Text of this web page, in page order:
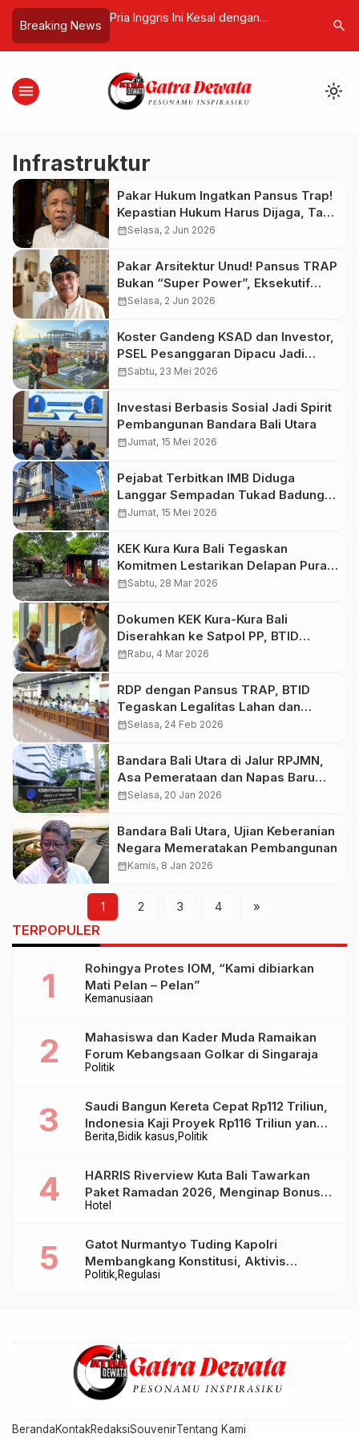
Breaking News
yang Tak Terlihat,
Putra tentang
Diam-Diam
Pria Inggris Ini Kesal dengan
Sendiri di Tengah Laut
Tuduhan
search
menu light_mode
Infrastruktur
Pakar Hukum Ingatkan Pansus Trap!
Kepastian Hukum Harus Dijaga, Tak
Bisa Berdasarkan Tekanan Politik
calendar_monthSelasa, 2 Jun 2026
Pakar Arsitektur Unud! Pansus TRAP
Bukan “Super Power”, Eksekutif
Wajib Eksekusi Temuan Tata Ruang
calendar_monthSelasa, 2 Jun 2026
Koster Gandeng KSAD dan Investor,
PSEL Pesanggaran Dipacu Jadi
Solusi Krisis Sampah Bali
calendar_monthSabtu, 23 Mei 2026
Investasi Berbasis Sosial Jadi Spirit
Pembangunan Bandara Bali Utara
calendar_monthJumat, 15 Mei 2026
Pejabat Terbitkan IMB Diduga
Langgar Sempadan Tukad Badung,
ARUN Bali Desak Kejaksaan Usut
calendar_monthJumat, 15 Mei 2026
KEK Kura Kura Bali Tegaskan
Komitmen Lestarikan Delapan Pura
di Tengah Pengembangan Kawasan
calendar_monthSabtu, 28 Mar 2026
Dokumen KEK Kura-Kura Bali
Diserahkan ke Satpol PP, BTID
Tegaskan Seluruh Izin Sesuai
calendar_monthRabu, 4 Mar 2026
RDP dengan Pansus TRAP, BTID
Tegaskan Legalitas Lahan dan
Perizinan KEK Kura-Kura Bali
calendar_monthSelasa, 24 Feb 2026
Bandara Bali Utara di Jalur RPJMN,
Asa Pemerataan dan Napas Baru
bagi Bali
calendar_monthSelasa, 20 Jan 2026
Bandara Bali Utara, Ujian Keberanian
Negara Memeratakan Pembangunan
calendar_monthKamis, 8 Jan 2026
1 2 3 4 »
TERPOPULER
Kemanusiaan
Rohingya Protes IOM, “Kami dibiarkan
Mati Pelan – Pelan”
Politik
Mahasiswa dan Kader Muda Ramaikan
Forum Kebangsaan Golkar di Singaraja
Berita Bidik kasus Politik
Saudi Bangun Kereta Cepat Rp112 Triliun,
Indonesia Kaji Proyek Rp116 Triliun yang
Baru Sampai Bandung
Hotel
HARRIS Riverview Kuta Bali Tawarkan
Paket Ramadan 2026, Menginap Bonus
Takjil hingga Bukber Mulai Rp88.888
Politik Regulasi
Gatot Nurmantyo Tuding Kapolri
Membangkang Konstitusi, Aktivis
Tegaskan Polri Tak Punya Sejarah
BerandaKontakRedaksiSouvenirTentang Kami